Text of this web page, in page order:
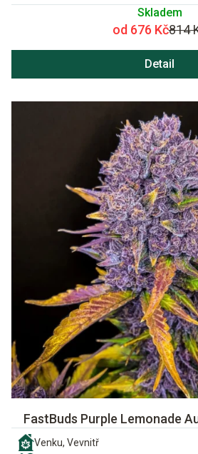
Skladem
od 676 Kč814
Detail
FastBuds Purple Lemonade
Venku, Vevnitř